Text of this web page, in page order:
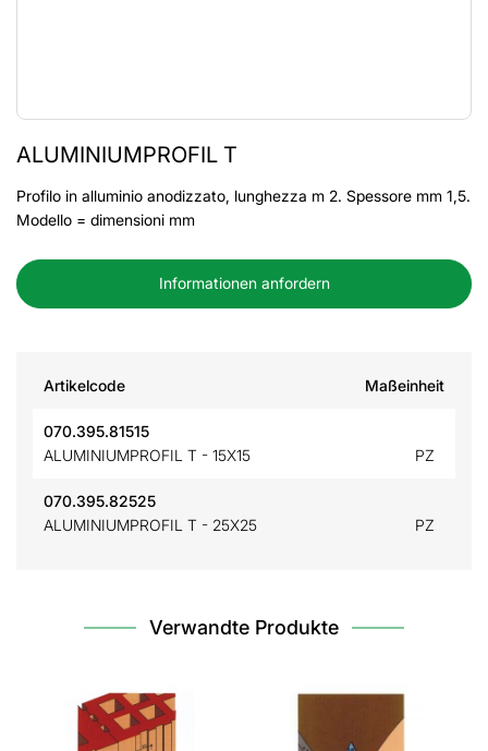
ALUMINIUMPROFIL T
Profilo in alluminio anodizzato, lunghezza m 2. Spessore mm 1,5.
Modello = dimensioni mm
Informationen anfordern
Artikelcode Maßeinheit
070.395.81515
ALUMINIUMPROFIL T - 15X15
PZ
070.395.82525
ALUMINIUMPROFIL T - 25X25
PZ
Verwandte Produkte